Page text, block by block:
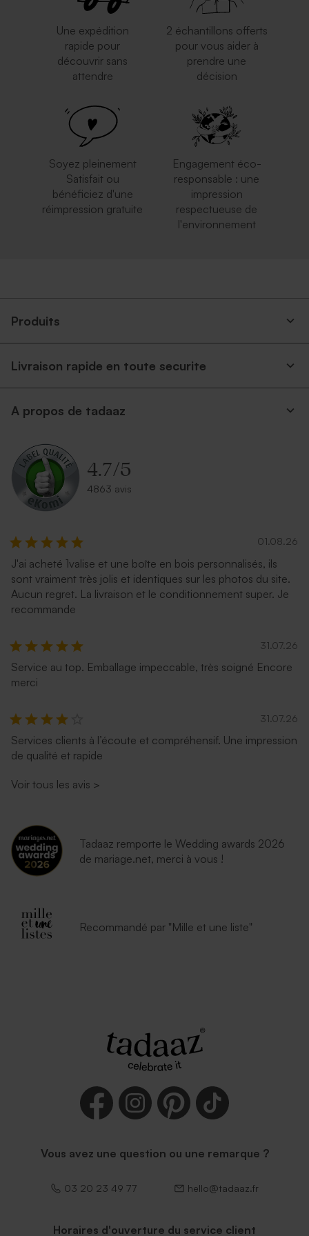
Petite enveloppe bleue
Enveloppe naissance rose
nude
Enveloppe rose pâle
Enveloppe naissance dorée Enveloppe fuchsia tendance
lavande
Enveloppe naissance rouille
Une expédition
rapide pour
découvrir sans
attendre
2 échantillons offerts
pour vous aider à
prendre une
décision
Soyez pleinement
Satisfait ou
bénéficiez d'une
réimpression gratuite
Engagement éco-
responsable : une
impression
respectueuse de
l'environnement
Produits
Livraison rapide en toute securite
A propos de tadaaz
4.7/5
4863 avis
01.08.26
J'ai acheté 1valise et une boîte en bois personnalisés, ils
sont vraiment très jolis et identiques sur les photos du site.
Aucun regret. La livraison et le conditionnement super. Je
recommande
31.07.26
Service au top. Emballage impeccable, très soigné Encore
merci
31.07.26
Services clients à l’écoute et compréhensif. Une impression
de qualité et rapide
Voir tous les avis >
Tadaaz remporte le Wedding awards 2026
de mariage.net, merci à vous !
Recommandé par "Mille et une liste"
Vous avez une question ou une remarque ?
03 20 23 49 77 hello@tadaaz.fr
Horaires d'ouverture du service client